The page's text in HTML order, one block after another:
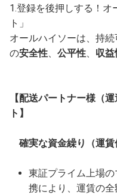
1.登録を後押しする！オ
ト」
オールハイソーは、持
の安全性、 公平性、 収益
【配送パートナー様（
ト】
確実な資金繰り（運賃
東証プライム上場
携により、運賃の